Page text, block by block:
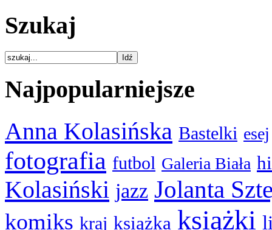
Szukaj
Najpopularniejsze
Anna Kolasińska Bastelki esej
fotografia futbol Galeria Biała
Kolasiński jazz Jolanta
komiks kraj książka książki